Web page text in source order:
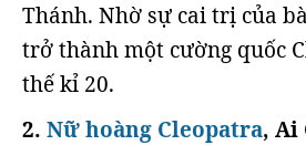
Thánh. Nhờ sự cai trị của
trở thành một cường quốc
thế kỉ 20.
2. Nữ hoàng Cleopatra, Ai